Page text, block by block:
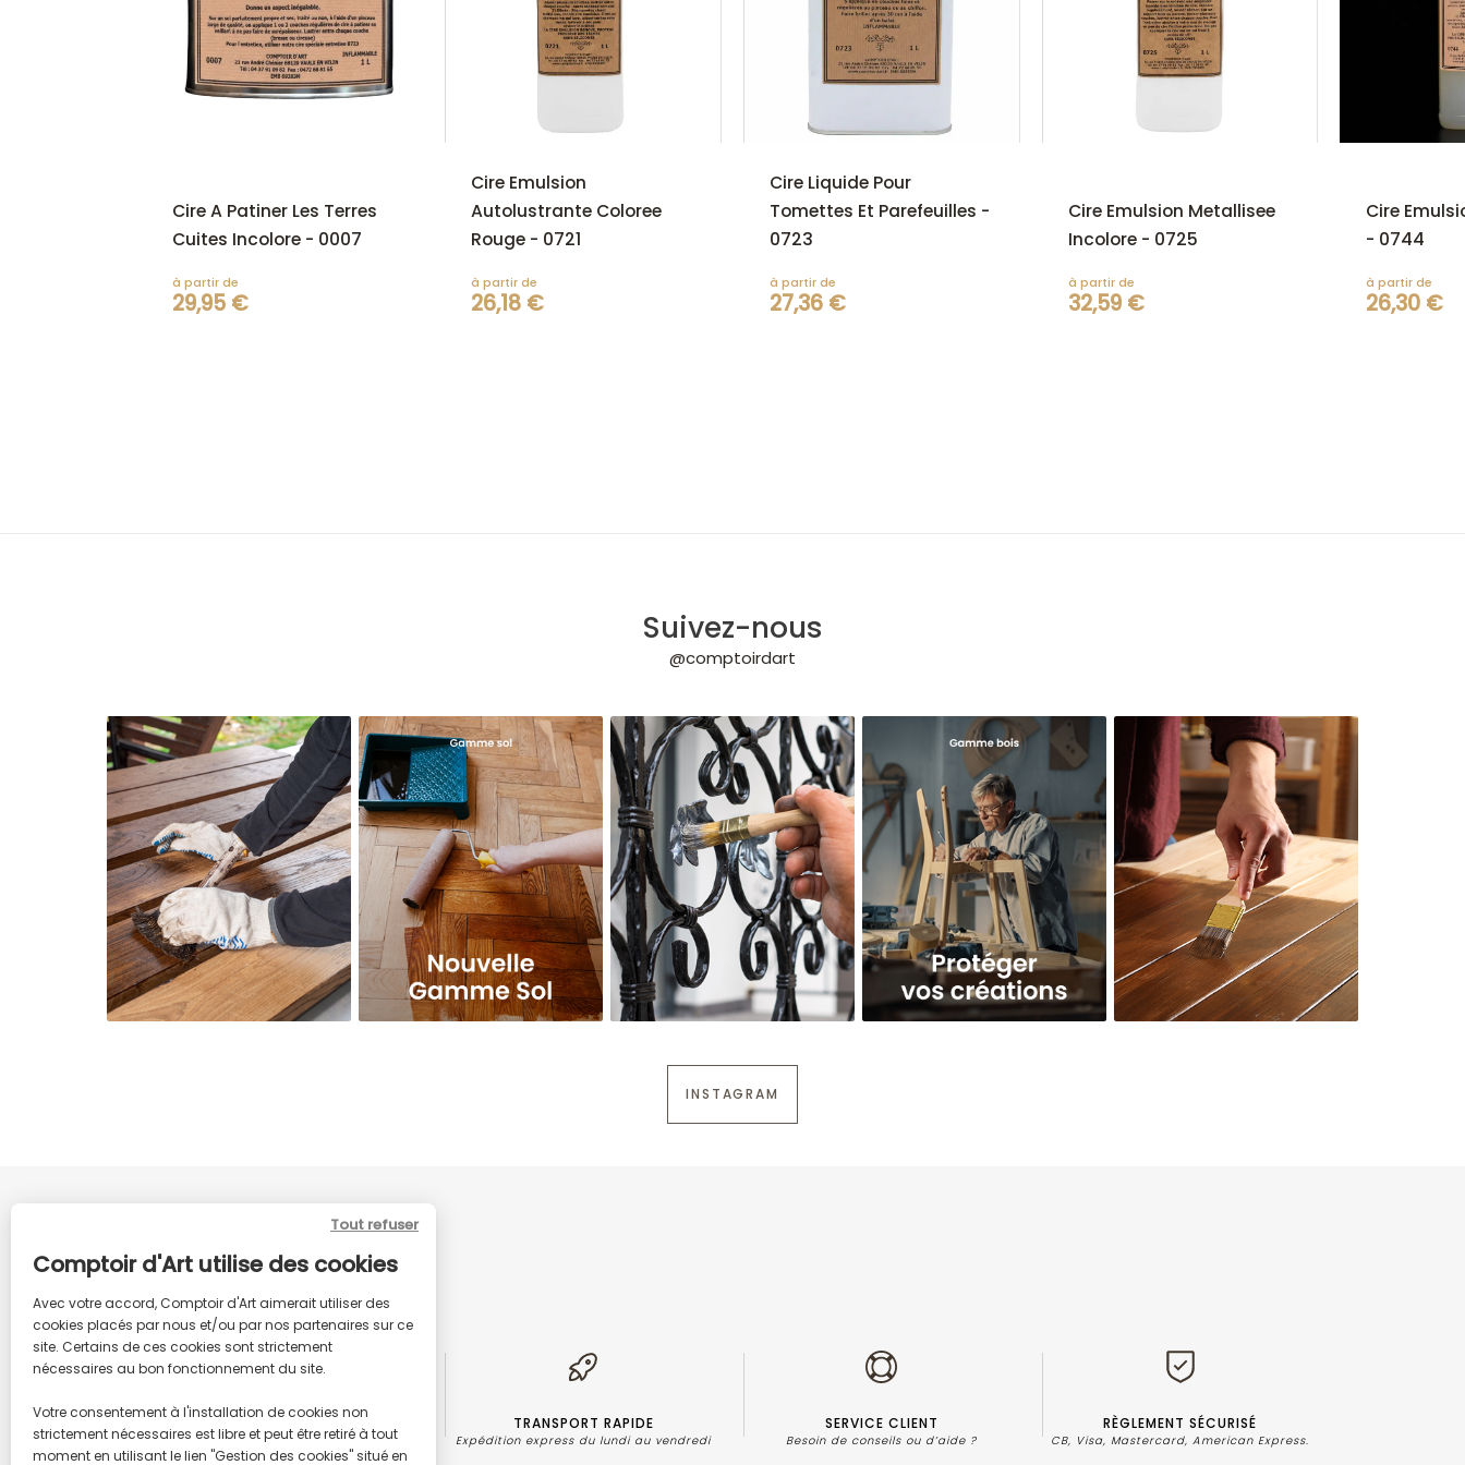
Comptoir d'Art utilise des cookies
Avec votre accord, Comptoir d'Art aimerait utiliser des
cookies placés par nous et/ou par nos partenaires sur ce
site. Certains de ces cookies sont strictement
nécessaires au bon fonctionnement du site.
Votre consentement à l'installation de cookies non
strictement nécessaires est libre et peut être retiré à tout
moment en utilisant le lien "Gestion des cookies" situé en
Tout refuser
Cire A Patiner Les Terres
Cuites Incolore - 0007
à partir de
29,95 €
Cire Emulsion
Autolustrante Coloree
Rouge - 0721
à partir de
26,18 €
Cire Liquide Pour
Tomettes Et Parefeuilles -
0723
à partir de
27,36 €
Cire Emulsion Metallisee
Incolore - 0725
à partir de
32,59 €
Cire
- 0744
à partir de
26,30 €
Suivez-nous
@comptoirdart
INSTAGRAM
LIVRAISON GRATUITE
HT
TRANSPORT RAPIDE
Expédition express du lundi au vendredi
SERVICE CLIENT
Besoin de conseils ou d’aide ?
RÈGLEMENT SÉCURISÉ
CB, Visa, Mastercard, American Express.